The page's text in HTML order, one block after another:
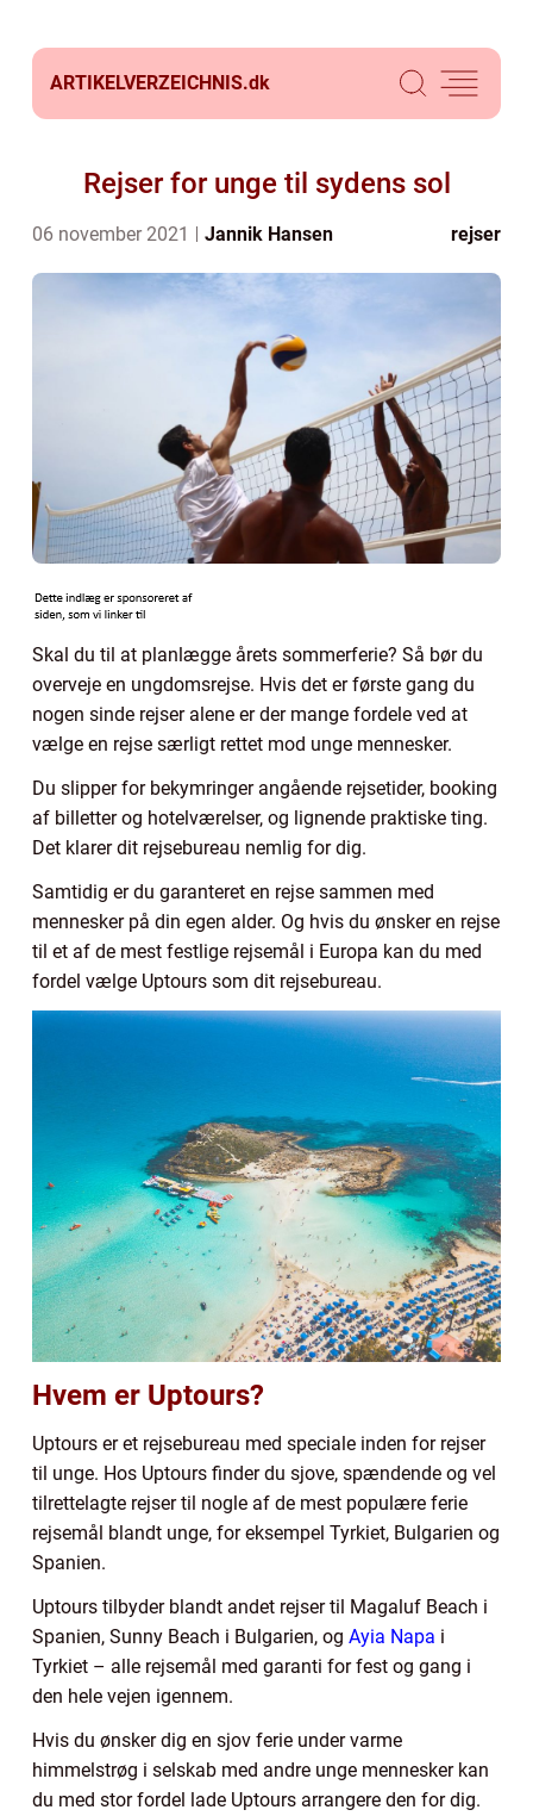
ARTIKELVERZEICHNIS.dk
Rejser for unge til sydens sol
06 november 2021 Jannik Hansen rejser
Skal du til at planlægge årets sommerferie? Så bør du
overveje en ungdomsrejse. Hvis det er første gang du
nogen sinde rejser alene er der mange fordele ved at
vælge en rejse særligt rettet mod unge mennesker.
Du slipper for bekymringer angående rejsetider, booking
af billetter og hotelværelser, og lignende praktiske ting.
Det klarer dit rejsebureau nemlig for dig.
Samtidig er du garanteret en rejse sammen med
mennesker på din egen alder. Og hvis du ønsker en rejse
til et af de mest festlige rejsemål i Europa kan du med
fordel vælge Uptours som dit rejsebureau.
Hvem er Uptours?
Uptours er et rejsebureau med speciale inden for rejser
til unge. Hos Uptours finder du sjove, spændende og vel
tilrettelagte rejser til nogle af de mest populære ferie
rejsemål blandt unge, for eksempel Tyrkiet, Bulgarien og
Spanien.
Uptours tilbyder blandt andet rejser til Magaluf Beach i
Spanien, Sunny Beach i Bulgarien, og Ayia Napa i
Tyrkiet – alle rejsemål med garanti for fest og gang i
den hele vejen igennem.
Hvis du ønsker dig en sjov ferie under varme
himmelstrøg i selskab med andre unge mennesker kan
du med stor fordel lade Uptours arrangere den for dig.